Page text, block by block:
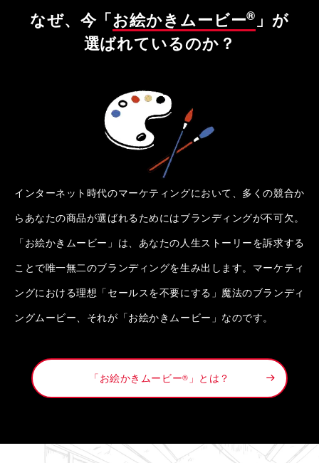
なぜ、今「お絵かきムービー® 」が
選ばれているのか？
インターネット時代のマーケティングにおいて、多くの競合か
らあなたの商品が選ばれるためにはブランディングが不可欠。
「お絵かきムービー」は、あなたの人生ストーリーを訴求する
ことで唯一無二のブランディングを生み出します。マーケティ
ングにおける理想「セールスを不要にする」魔法のブランディ
ングムービー、それが「お絵かきムービー」なのです。
「お絵かきムービー® 」とは？